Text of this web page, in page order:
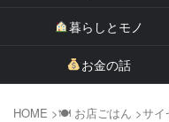
暮らしとモノ
お金の話
HOME >🍽 お店ごはん >サイ